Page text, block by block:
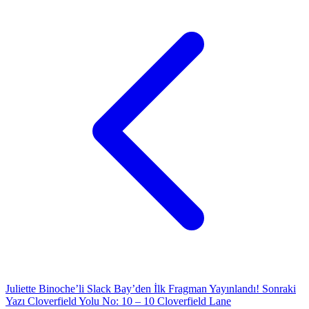
Juliette Binoche’li Slack Bay’den İlk Fragman Yayınlandı! Sonraki
Yazı Cloverfield Yolu No: 10 – 10 Cloverfield Lane